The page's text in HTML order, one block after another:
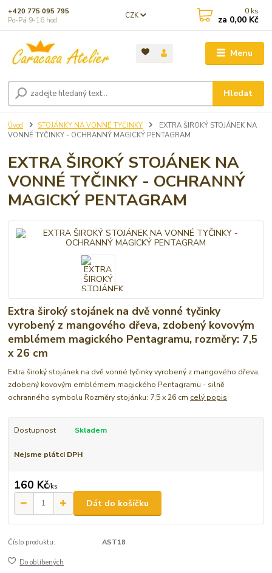
Menu
CZK
Hledat
+420 775 095 795
Po-Pá 9-16 hod.
0 ks
za 0,00 Kč
Úvod STOJÁNKY NA VONNÉ TYČINKY
EXTRA ŠIROKÝ STOJÁNEK NA
VONNÉ TYČINKY - OCHRANNÝ MAGICKÝ PENTAGRAM
EXTRA ŠIROKÝ STOJÁNEK NA
VONNÉ TYČINKY - OCHRANNÝ
MAGICKÝ PENTAGRAM
Extra široký stojánek na dvě vonné tyčinky
vyrobený z mangového dřeva, zdobený kovovým
emblémem magického Pentagramu, rozměry: 7,5
x 26 cm
Extra široký stojánek na dvě vonné tyčinky vyrobený z mangového dřeva,
zdobený kovovým emblémem magického Pentagramu - silně
ochranného symbolu Rozměry stojánku: 7,5 x 26 cm celý popis
Dostupnost Skladem
Nejsme plátci DPH
160 Kč/ks
Dát do košíčku
Číslo produktu: AST18
Do oblíbených